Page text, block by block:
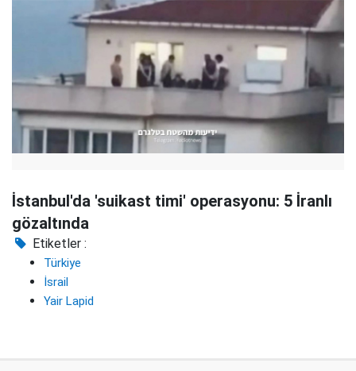
İstanbul'da 'suikast timi' operasyonu: 5 İranlı
gözaltında
Etiketler :
Türkiye
İsrail
Yair Lapid